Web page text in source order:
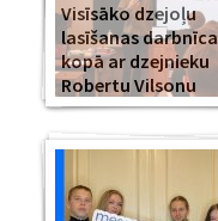
Visīsāko dzejoļu
lasīšanas darbnīca
kopā ar dzejnieku
Robertu Vilsonu